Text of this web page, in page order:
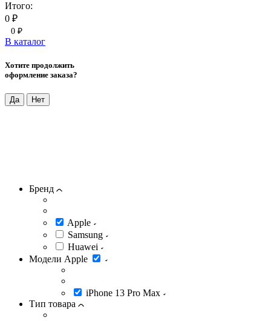
Итого:
0 ₽
0 ₽
В каталог
Хотите продолжить
оформление заказа?
Да Нет
Бренд
Apple
Samsung
Huawei
Модели Apple
iPhone 13 Pro Max
Тип товара